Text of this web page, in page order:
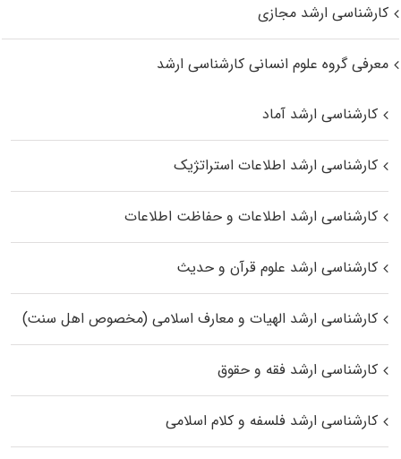
کارشناسی ارشد مجازی
معرفی گروه علوم انسانی کارشناسی ارشد
کارشناسی ارشد آماد
کارشناسی ارشد اطلاعات استراتژیک
کارشناسی ارشد اطلاعات و حفاظت اطلاعات
کارشناسی ارشد علوم قرآن و حدیث
کارشناسی ارشد الهیات و معارف اسلامی (مخصوص اهل سنت)
کارشناسی ارشد فقه و حقوق
کارشناسی ارشد فلسفه و کلام اسلامی